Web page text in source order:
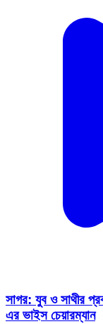
সাগর: যুব ও সাথীর
এর ভাইস চেয়ারম্যান